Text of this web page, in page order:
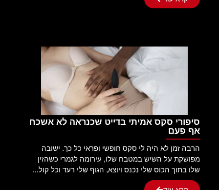
סיפורי סקס אמיתי בדייט שכנראה לא אשכח
אף פעם
הרבה זמן לא היה לי סקס חופשי ופראי כל כך. ישובה
מפושקת על השיש במטבח שלו, עירומה לגמרי כשהזין
שלו בתוך הכוס שלי נכנס ויוצא, הגוף שלי רעד וכל קול...